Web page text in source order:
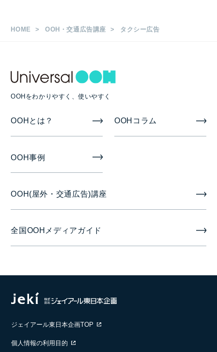
HOME OOH・交通広告講座 タクシー広告
OOHをわかりやすく、使いやすく
OOHとは？ OOHコラム
OOH事例
OOH(屋外・交通広告)講座
全国OOHメディアガイド
ジェイアール東日本企画TOP
個人情報の利用目的